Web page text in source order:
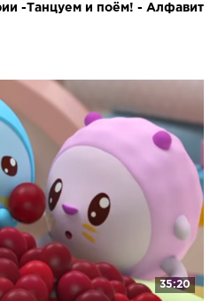
-Танцуем и поём! - Алфавит
35:20